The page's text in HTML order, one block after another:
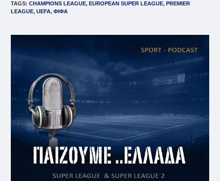
TAGS:CHAMPIONS LEAGUE, EUROPEAN SUPER LEAGUE, PREMIER
LEAGUE, UEFA, ΦΙΦΑ